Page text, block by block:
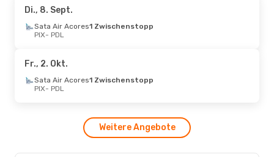
1 Zwischenstopp
PIX- PDL
Sata Air Acores
1 Zwischenstopp
Sa., 17. Okt.
Sata Air Acores
- Sa., 10. Okt.
Di., 8. Sept.
Sata Air Acores1 Zwischenstopp
PIX- PDL
Fr., 2. Okt.
Sata Air Acores1 Zwischenstopp
PIX- PDL
Weitere Angebote